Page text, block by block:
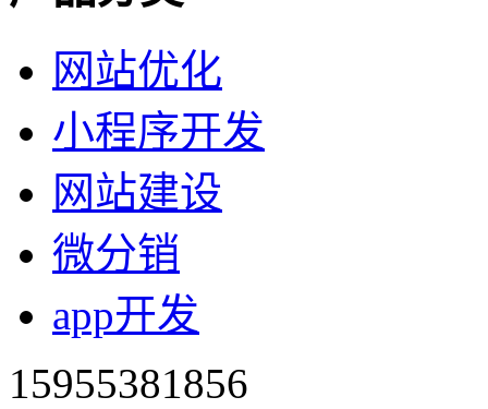
网站优化
小程序开发
网站建设
微分销
app开发
15955381856